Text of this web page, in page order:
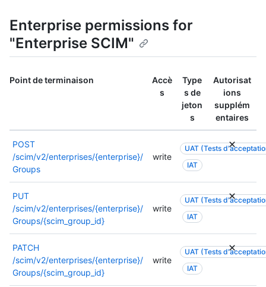
Enterprise permissions for
"Enterprise SCIM"
Point de terminaison
Accè
s
Type
s de
jeton
s
Autorisat
ions
supplém
entaires
POST
/scim/v2/enterprises/{enterprise}/
Groups
write
UAT (Tests
IAT
PUT
/scim/v2/enterprises/{enterprise}/
Groups/{scim_group_id}
write
UAT (Tests
IAT
PATCH
/scim/v2/enterprises/{enterprise}/
Groups/{scim_group_id}
write
UAT (Tests
IAT